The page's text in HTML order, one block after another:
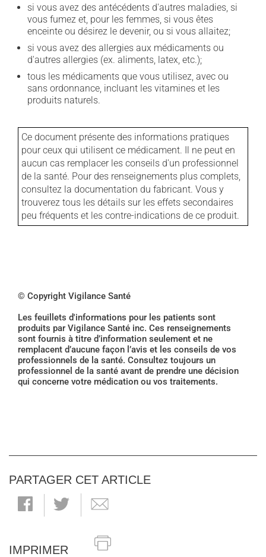
si vous avez des antécédents d'autres maladies, si
vous fumez et, pour les femmes, si vous êtes
enceinte ou désirez le devenir, ou si vous allaitez;
si vous avez des allergies aux médicaments ou
d'autres allergies (ex. aliments, latex, etc.);
tous les médicaments que vous utilisez, avec ou
sans ordonnance, incluant les vitamines et les
produits naturels.
Ce document présente des informations pratiques
pour ceux qui utilisent ce médicament. Il ne peut en
aucun cas remplacer les conseils d'un professionnel
de la santé. Pour des renseignements plus complets,
consultez la documentation du fabricant. Vous y
trouverez tous les détails sur les effets secondaires
peu fréquents et les contre-indications de ce produit.
© Copyright Vigilance Santé
Les feuillets d'informations pour les patients sont
produits par Vigilance Santé inc. Ces renseignements
sont fournis à titre d’information seulement et ne
remplacent d’aucune façon l’avis et les conseils de vos
professionnels de la santé. Consultez toujours un
professionnel de la santé avant de prendre une décision
qui concerne votre médication ou vos traitements.
PARTAGER CET ARTICLE
IMPRIMER